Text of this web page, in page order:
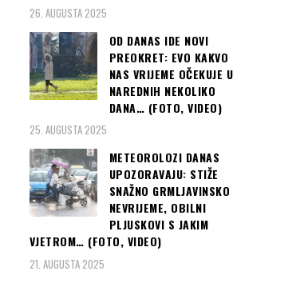
26. AUGUSTA 2025
OD DANAS IDE NOVI
PREOKRET: EVO KAKVO
NAS VRIJEME OČEKUJE U
NAREDNIH NEKOLIKO
DANA… (FOTO, VIDEO)
25. AUGUSTA 2025
METEOROLOZI DANAS
UPOZORAVAJU: STIŽE
SNAŽNO GRMLJAVINSKO
NEVRIJEME, OBILNI
PLJUSKOVI S JAKIM
VJETROM… (FOTO, VIDEO)
21. AUGUSTA 2025